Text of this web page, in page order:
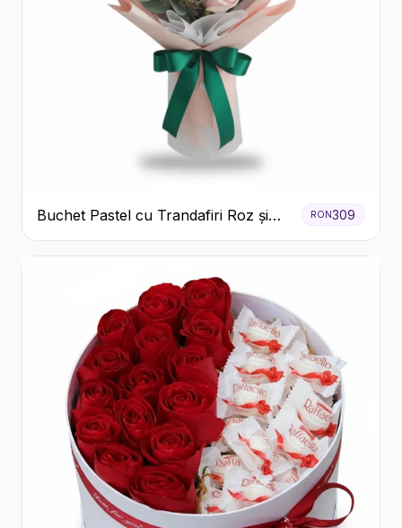
Buchet Pastel cu Trandafiri Roz și
Albi
RON309